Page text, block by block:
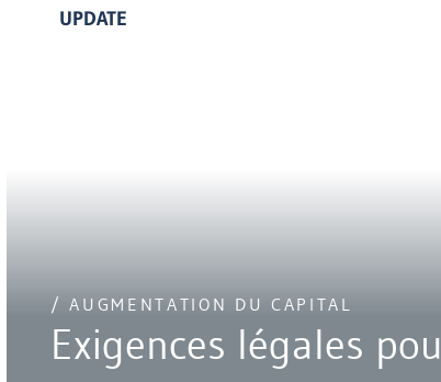
UPDATE
/ AUGMENTATION DU CAPITAL
Exigences légales